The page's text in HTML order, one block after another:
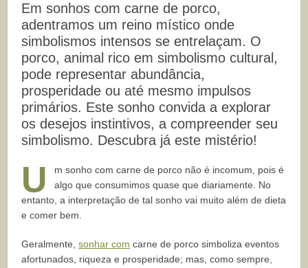
Em sonhos com carne de porco,
adentramos um reino místico onde
simbolismos intensos se entrelaçam. O
porco, animal rico em simbolismo cultural,
pode representar abundância,
prosperidade ou até mesmo impulsos
primários. Este sonho convida a explorar
os desejos instintivos, a compreender seu
simbolismo. Descubra já este mistério!
U
m sonho com carne de porco não é incomum, pois é
algo que consumimos quase que diariamente. No
entanto, a interpretação de tal sonho vai muito além de dieta
e comer bem.
Geralmente,sonhar com carne de porco simboliza eventos
afortunados, riqueza e prosperidade; mas, como sempre,